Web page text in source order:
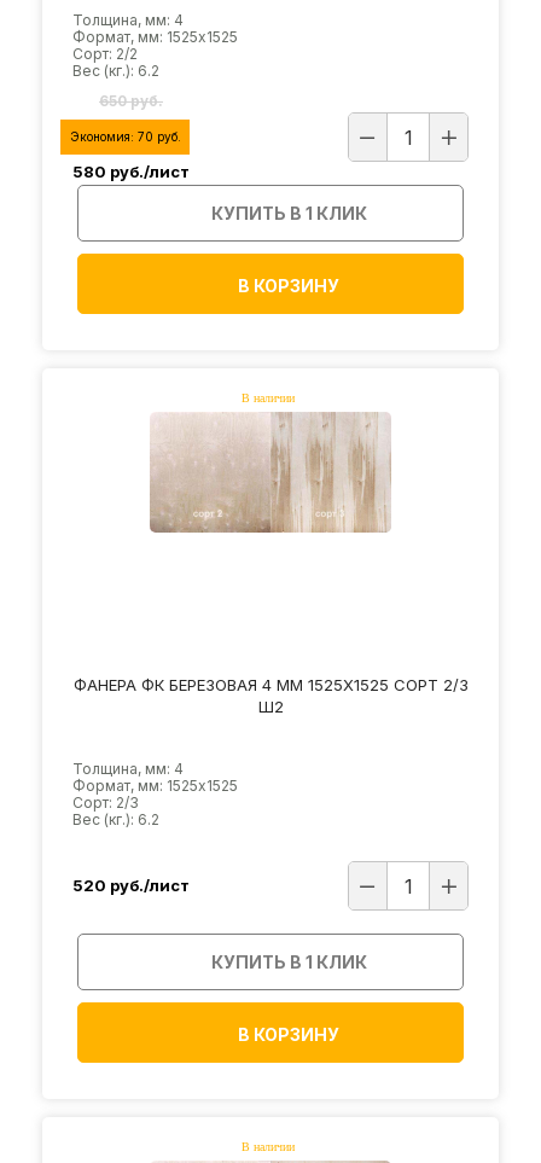
Толщина, мм: 4
Формат, мм: 1525х1525
Сорт: 2/2
Вес (кг.): 6.2
650 руб.
Экономия: 70 руб.
580 руб./лист
КУПИТЬ В 1 КЛИК
В КОРЗИНУ
ФАНЕРА ФК БЕРЕЗОВАЯ 4 ММ 1525Х1525 СОРТ 2/3
Ш2
Толщина, мм: 4
Формат, мм: 1525х1525
Сорт: 2/3
Вес (кг.): 6.2
520 руб./лист
КУПИТЬ В 1 КЛИК
В КОРЗИНУ